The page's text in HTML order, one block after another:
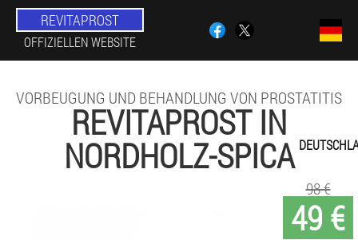
REVITAPROST
OFFIZIELLEN WEBSITE
VORBEUGUNG UND BEHANDLUNG VON PROSTATITIS
REVITAPROST IN
NORDHOLZ-SPICA
49 €
98 €